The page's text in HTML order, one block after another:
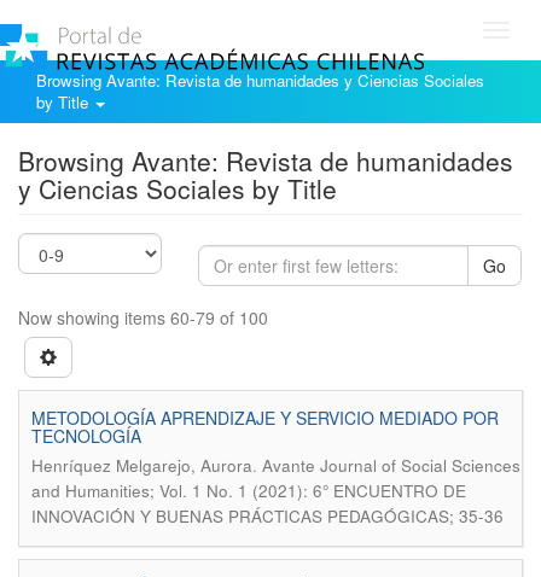
Browsing Avante: Revista de humanidades y Ciencias Sociales
by Title
Browsing Avante: Revista de humanidades
y Ciencias Sociales by Title
Go
Now showing items 60-79 of 100
METODOLOGÍA APRENDIZAJE Y SERVICIO MEDIADO POR
TECNOLOGÍA
Henríquez Melgarejo, Aurora. Avante Journal of Social Sciences
and Humanities; Vol. 1 No. 1 (2021): 6° ENCUENTRO DE
INNOVACIÓN Y BUENAS PRÁCTICAS PEDAGÓGICAS; 35-36